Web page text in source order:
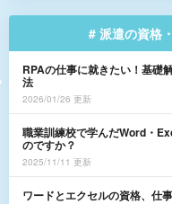
# 派遣の資格
RPAの仕事に就きたい！基礎
法
2026/01/26 更新
職業訓練校で学んだWord・
のですか？
2025/11/11 更新
ワードとエクセルの資格、仕